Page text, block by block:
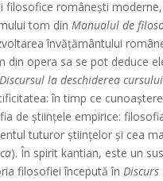
româneşti
tom dinManualul de
învăţământului
din opera sa se pot deduce
Discursul la deschiderea
în timp ce
de ştiinţele empirice:
tuturor ştiinţelor şi cea
). În spirit kantian, este un
filosofiei începută înDiscurs